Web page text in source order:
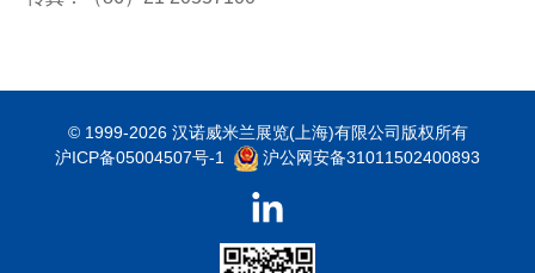
© 1999-2026 汉诺威米兰展览(上海)有限公司版权所有
沪ICP备05004507号-1
沪公网安备31011502400893